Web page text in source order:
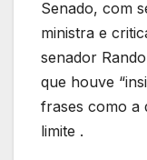
Senado, com
ministra e
senador
que houve
frases como a
limite .